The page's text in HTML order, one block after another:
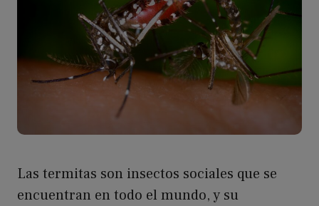
Las termitas son insectos sociales que se
encuentran en todo el mundo, y su